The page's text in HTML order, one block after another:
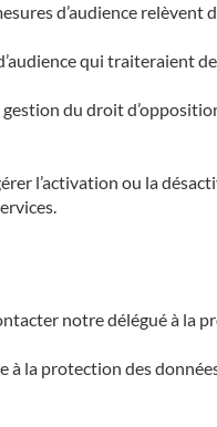
d’audience relèvent
qui traiteraient
du droit
l’activation ou la
notre délégué à la
la protection des